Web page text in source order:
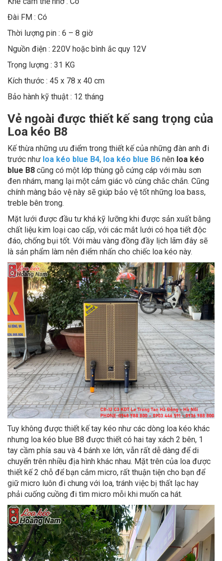
Đài FM : Có
Thời lượng pin : 6 – 8 giờ
Nguồn điện : 220V hoặc bình ắc quy 12V
Trọng lượng : 31 KG
Kích thước : 45 x 78 x 40 cm
Bảo hành kỹ thuật : 12 tháng
Vẻ ngoài được thiết kế sang trọng của
Loa kéo B8
Kế thừa những ưu điểm trong thiết kế của những đàn anh đi
trước như loa kéo blue B4, loa kéo blue B6 nên loa kéo
blue B8 cũng có một lớp thùng gỗ cứng cáp với màu sơn
đen nhám, mang lại một cảm giác vô cùng chắc chắn. Cũng
chính màng bảo vệ này sẽ giúp bảo vệ tốt những loa bass,
treble bên trong.
Mặt lưới được đầu tư khá kỹ lưỡng khi được sản xuất bằng
chất liệu kim loại cao cấp, với các mắt lưới có họa tiết độc
đáo, chống bụi tốt. Với màu vàng đồng đầy lịch lãm đây sẽ
là sản phẩm làm nên điểm nhấn cho chiếc loa kéo này.
Tuy không được thiết kế tay kéo như các dòng loa kéo khác
nhưng loa kéo blue B8 được thiết có hai tay xách 2 bên, 1
tay cầm phía sau và 4 bánh xe lớn, vẫn rất dễ dàng để di
chuyển trên nhiều địa hình khác nhau. Mặt trên của loa được
thiết kế 2 chỗ để bạn cắm micro, rất thuận tiện cho bạn để
giữ micro luôn đi chung với loa, tránh việc bị thất lạc hay
phải cuống cuồng đi tìm micro mỗi khi muốn ca hát.